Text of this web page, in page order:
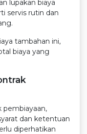
lupakan biaya
servis rutin dan
tambahan ini,
biaya yang
pembiayaan,
dan ketentuan
diperhatikan